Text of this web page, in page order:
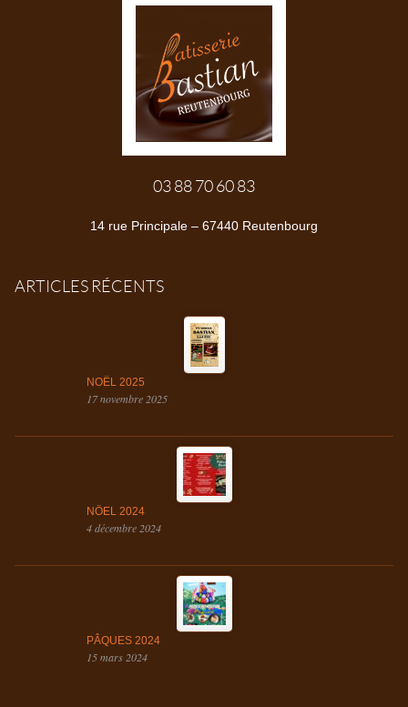
03 88 70 60 83
14 rue Principale – 67440 Reutenbourg
ARTICLES RÉCENTS
NOËL 2025
17 novembre 2025
NÖEL 2024
4 décembre 2024
PÂQUES 2024
15 mars 2024